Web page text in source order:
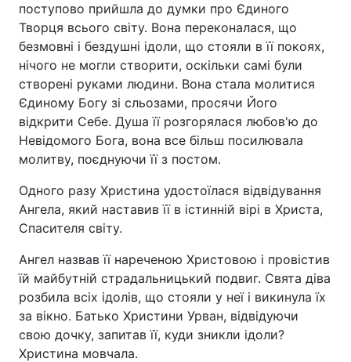
поступово прийшла до думки про Єдиного
Творця всього світу. Вона переконалася, що
безмовні і бездушні ідоли, що стояли в її покоях,
нічого не могли створити, оскільки самі були
створені руками людини. Вона стала молитися
Єдиному Богу зі сльозами, просячи Його
відкрити Себе. Душа її розгорялася любов'ю до
Невідомого Бога, вона все більш посилювала
молитву, поєднуючи її з постом.
Одного разу Христина удостоїлася відвідування
Ангела, який наставив її в істинній вірі в Христа,
Спасителя світу.
Ангел назвав її нареченою Христовою і провістив
їй майбутній страдальницький подвиг. Свята діва
розбила всіх ідолів, що стояли у неї і викинула їх
за вікно. Батько Христини Урван, відвідуючи
свою дочку, запитав її, куди зникли ідоли?
Христина мовчала.